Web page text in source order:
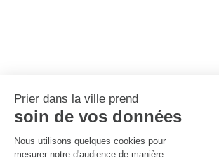
Prier dans la ville prend
soin de vos données
Nous utilisons quelques cookies pour
mesurer notre d'audience de manière